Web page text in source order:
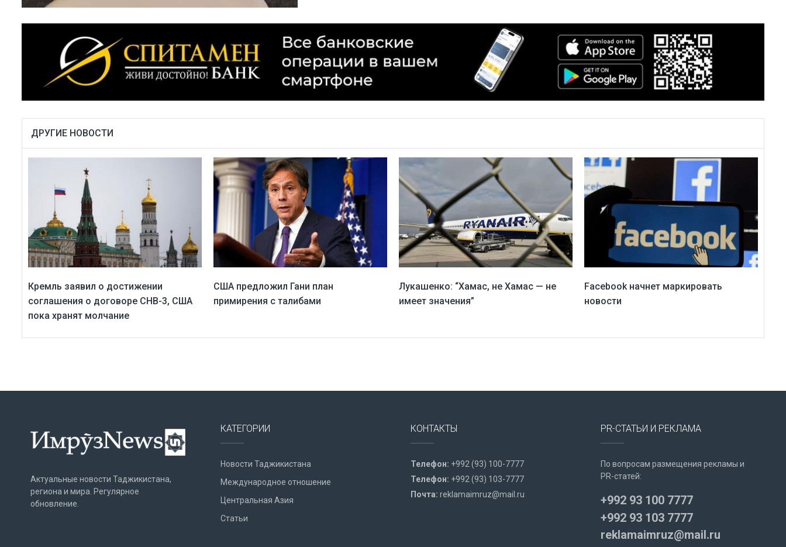
ДРУГИЕ НОВОСТИ
Кремль заявил о достижении
соглашения о договорe СНВ-3, США
пока хранят молчание
США предложил Гани план
примирения с талибами
Лукашенко: “Хамас, не Хамас — не
имеет значения”
Facebook начнет маркировать
новости
Актуальные новости Таджикистана,
региона и мира. Регулярное
обновление.
КАТЕГОРИИ
Новости Таджикистана
Международное отношение
Центральная Азия
Статьи
КОНТАКТЫ
Телефон: +992 (93) 100-7777
Телефон: +992 (93) 103-7777
Почта: reklamaimruz@mail.ru
PR-СТАТЬИ И РЕКЛАМА
По вопросам размещения рекламы и
PR-статей:
+992 93 100 7777
+992 93 103 7777
reklamaimruz@mail.ru